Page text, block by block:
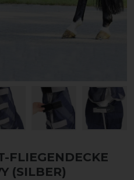
FLIEGENDECKE
(SILBER)